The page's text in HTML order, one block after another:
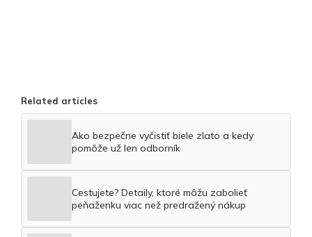
Related articles
Ako bezpečne vyčistiť biele zlato a kedy
pomôže už len odborník
Cestujete? Detaily, ktoré môžu zabolieť
peňaženku viac než predražený nákup